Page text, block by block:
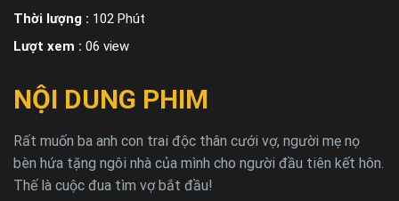
Thời lượng : 102 Phút
Lượt xem : 06 view
NỘI DUNG PHIM
Rất muốn ba anh con trai độc thân cưới vợ, người mẹ nọ
bèn hứa tặng ngôi nhà của mình cho người đầu tiên kết hôn.
Thế là cuộc đua tìm vợ bắt đầu!